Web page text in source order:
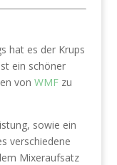
hat es der Krups
ein schöner
von WMFzu
sowie ein
verschiedene
Mixeraufsatz